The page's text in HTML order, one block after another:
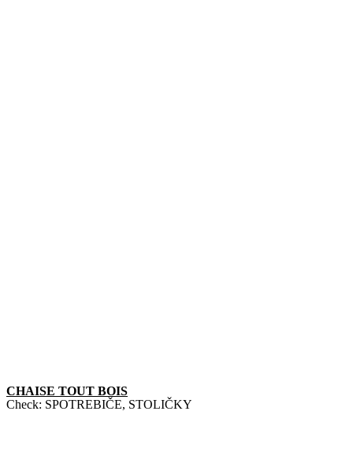
CHAISE TOUT BOIS
Check: SPOTREBIČE, STOLIČKY